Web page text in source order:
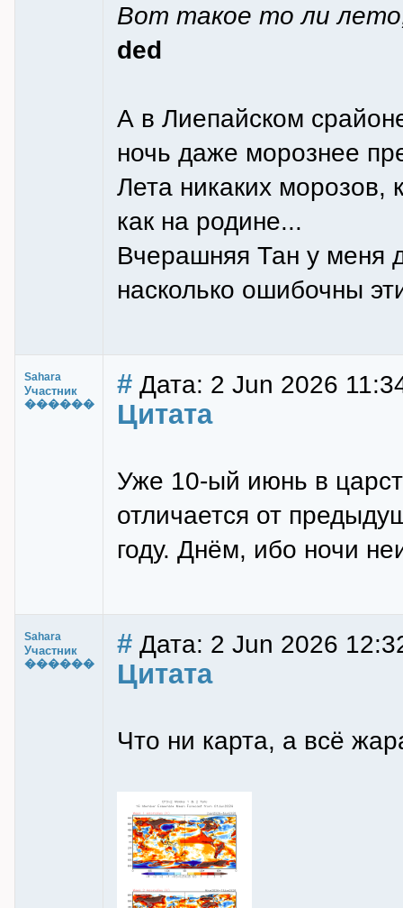
Вот такое то ли
ded
А в Лиепайском
ночь даже морознее
Лета никаких морозов,
как на родине...
Вчерашняя Тан у меня
насколько ошибочны
Sahara
Участник
������
# Дата: 2 Jun 2026
Цитата
Уже 10-ый июнь в
отличается от
году. Днём, ибо ночи
Sahara
Участник
������
# Дата: 2 Jun 2026
Цитата
Что ни карта, а всё